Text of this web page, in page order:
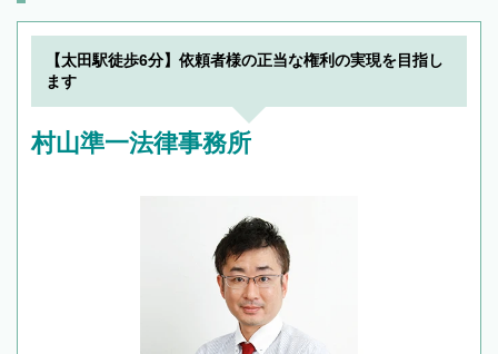
【太田駅徒歩6分】依頼者様の正当な権利の実現を目指し
ます
村山準一法律事務所